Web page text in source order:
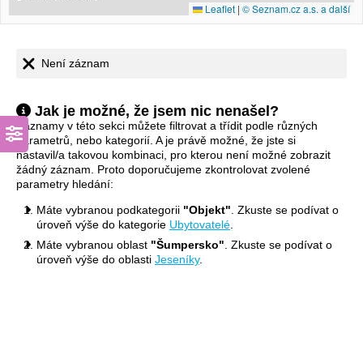
Leaflet | © Seznam.cz a.s. a další
Není záznam
Jak je možné, že jsem nic nenašel?
Záznamy v této sekci můžete filtrovat a třídit podle různých
parametrů, nebo kategorií. A je právě možné, že jste si
nastavil/a takovou kombinaci, pro kterou není možné zobrazit
žádný záznam. Proto doporučujeme zkontrolovat zvolené
parametry hledání:
Máte vybranou podkategorii "Objekt". Zkuste se podívat o
úroveň výše do kategorie Ubytovatelé.
Máte vybranou oblast "Šumpersko". Zkuste se podívat o
úroveň výše do oblasti Jeseníky.